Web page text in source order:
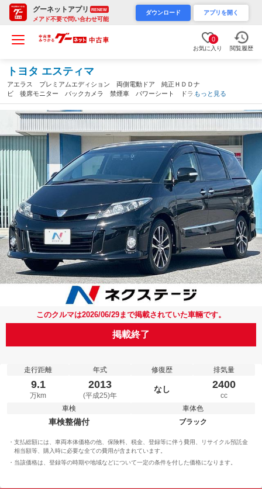
グーネットアプリ RENEW
メアド不要で問い合わせ可能
ダウンロード アプリを開く
0
お気に入り 閲覧履歴
トヨタ エスティマ
アエラス プレミアムエディション 両側電動ドア 純正ＨＤＤナ
ビ 後席モニター バックカメラ 禁煙車 パワーシート ドラレ
コ スマートキー ＨＩＤヘッド ＥＴＣ クルコン 純正１８イ
ンチアルミ オートライト デュアルエアコン（愛知県）
もっと見る
このクルマは2026/06/29まで掲載されていた車輛です。
掲載終了
走行距離
9.1
万km
年式
2013
(平成25)年
修復歴
なし
排気量
2400
cc
車検
車検整備付
車体色
ブラック
支払総額には、車両本体価格の他、保険料、税金、登録等に伴う費用、リサイクル預託金
相当額等、購入時に必要な全ての費用が含まれています。
当該価格は、登録等の時期や地域などについて一定の条件を付した価格になります。